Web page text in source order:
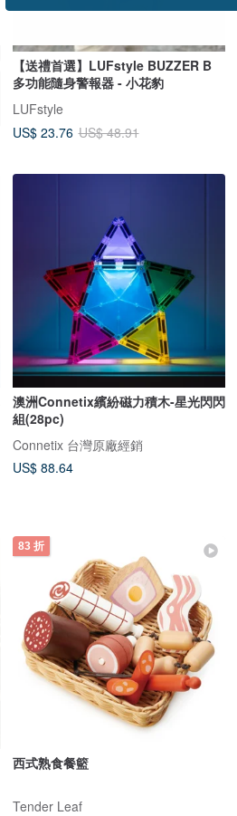
【送禮首選】LUFstyle BUZZER B
多功能隨身警報器 - 小花豹
LUFstyle
US$ 23.76 US$ 48.91
澳洲Connetix繽紛磁力積木-星光閃閃
組(28pc)
Connetix 台灣原廠經銷
US$ 88.64
83 折
西式熟食餐籃
Tender Leaf